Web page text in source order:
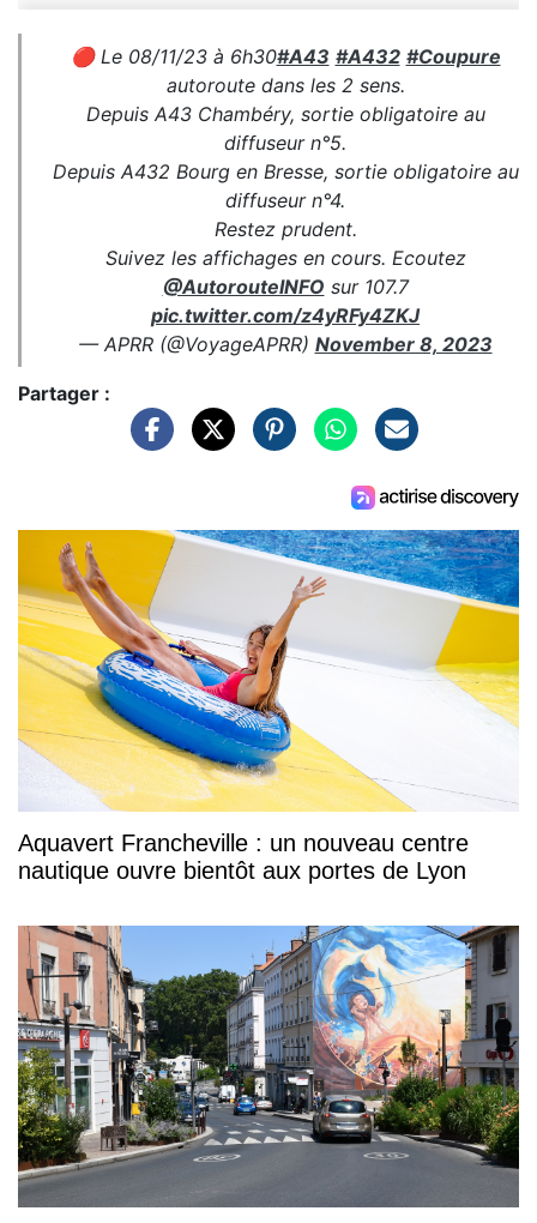
🔴 Le 08/11/23 à 6h30#A43 #A432 #Coupure
autoroute dans les 2 sens.
Depuis A43 Chambéry, sortie obligatoire au
diffuseur n°5.
Depuis A432 Bourg en Bresse, sortie obligatoire au
diffuseur n°4.
Restez prudent.
Suivez les affichages en cours. Ecoutez
@AutorouteINFO sur 107.7
pic.twitter.com/z4yRFy4ZKJ
— APRR (@VoyageAPRR) November 8, 2023
Partager :
Aquavert Francheville : un nouveau centre
nautique ouvre bientôt aux portes de Lyon